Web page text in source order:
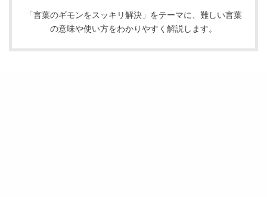
「言葉のギモンをスッキリ解決」をテーマに、難しい言葉
の意味や使い方をわかりやすく解説します。